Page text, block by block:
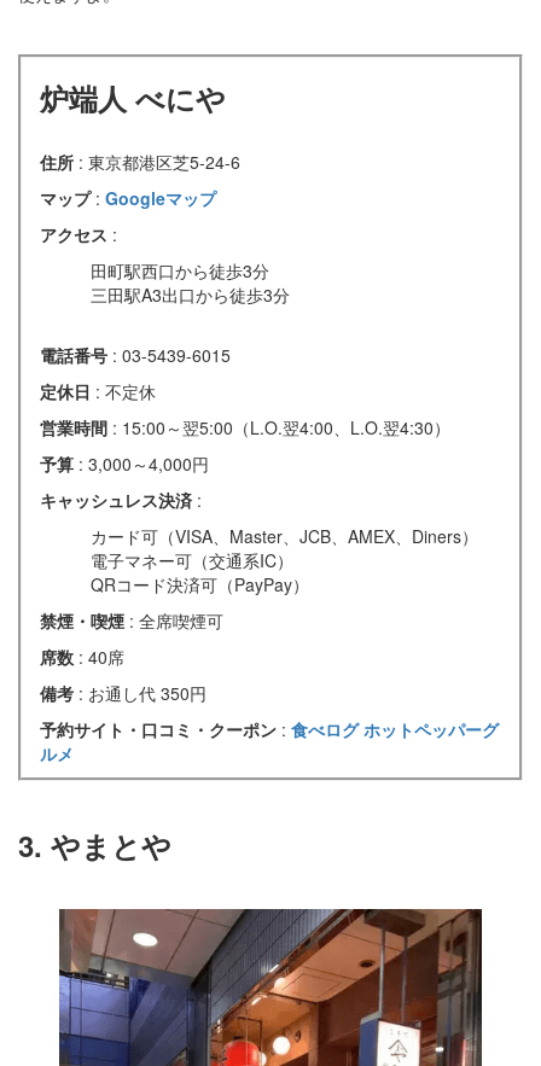
炉端人 べにや
住所 : 東京都港区芝5-24-6
マップ : Googleマップ
アクセス :
田町駅西口から徒歩3分
三田駅A3出口から徒歩3分
電話番号 : 03-5439-6015
定休日 : 不定休
営業時間 : 15:00～翌5:00（L.O.翌4:00、L.O.翌4:30）
予算 : 3,000～4,000円
キャッシュレス決済 :
カード可（VISA、Master、JCB、AMEX、Diners）
電子マネー可（交通系IC）
QRコード決済可（PayPay）
禁煙・喫煙 : 全席喫煙可
席数 : 40席
備考 : お通し代 350円
予約サイト・口コミ・クーポン : 食べログホットペッパーグ
ルメ
3. やまとや